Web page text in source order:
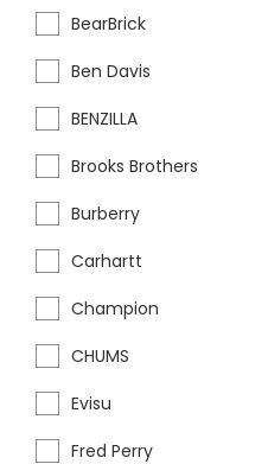
BearBrick
Ben Davis
BENZILLA
Brooks Brothers
Burberry
Carhartt
Champion
CHUMS
Evisu
Fred Perry